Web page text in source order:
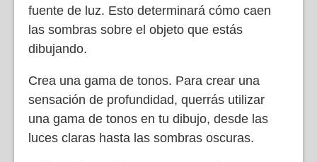
fuente de luz. Esto determinará cómo caen
las sombras sobre el objeto que estás
dibujando.
Crea una gama de tonos. Para crear una
sensación de profundidad, querrás utilizar
una gama de tonos en tu dibujo, desde las
luces claras hasta las sombras oscuras.